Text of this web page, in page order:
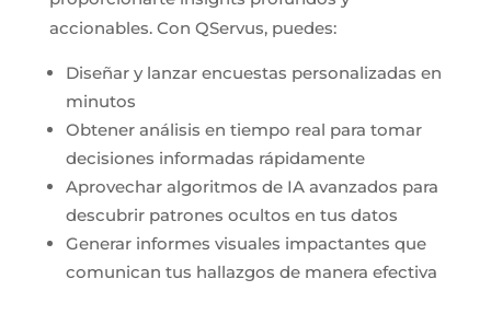
accionables. Con QServus, puedes:
Diseñar y lanzar encuestas personalizadas en
minutos
Obtener análisis en tiempo real para tomar
decisiones informadas rápidamente
Aprovechar algoritmos de IA avanzados para
descubrir patrones ocultos en tus datos
Generar informes visuales impactantes que
comunican tus hallazgos de manera efectiva